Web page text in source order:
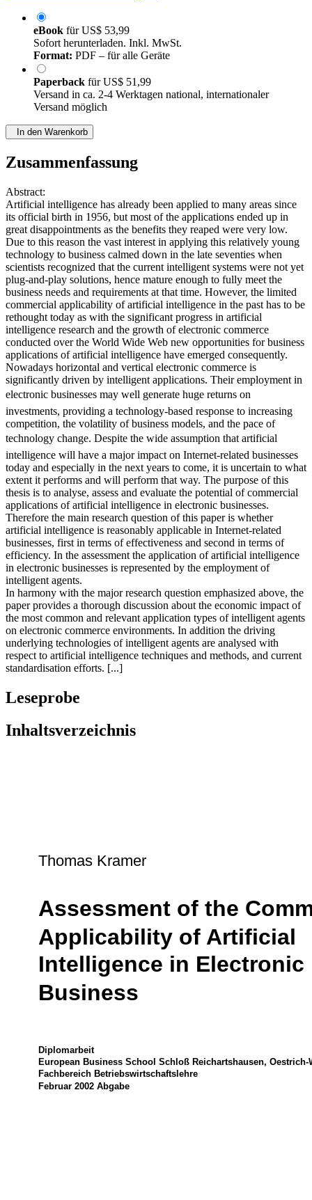
eBookfürUS$ 53,99
Sofort herunterladen. Inkl. MwSt.
Format:
PaperbackfürUS$ 51,99
Versand in ca. 2-4 Werktagen national, internationaler
Zusammenfassung
Abstract:
Artificial intelligence has already been applied to many areas since
its official birth in 1956, but most of the applications ended up in
great disappointments as the benefits they reaped were very low.
Due to this reason the vast interest in applying this relatively young
technology to business calmed down in the late seventies when
scientists recognized that the current intelligent systems were not yet
plug-and-play solutions, hence mature enough to fully meet the
business needs and requirements at that time. However, the limited
commercial applicability of artificial intelligence in the past has to be
rethought today as with the significant progress in artificial
intelligence research and the growth of electronic commerce
conducted over the World Wide Web new opportunities for business
applications of artificial intelligence have emerged consequently.
Nowadays horizontal and vertical electronic commerce is
significantly driven by intelligent applications. Their employment in
electronic businesses may well generate huge returns on
investments, providing a technology-based response to increasing
competition, the volatility of business models, and the pace of
technology change. Despite the wide assumption that artificial
intelligence will have a major impact on Internet-related businesses
today and especially in the next years to come, it is uncertain to what
extent it performs and will perform that way. The purpose of this
thesis is to analyse, assess and evaluate the potential of commercial
applications of artificial intelligence in electronic businesses.
Therefore the main research question of this paper is whether
artificial intelligence is reasonably applicable in Internet-related
businesses, first in terms of effectiveness and second in terms of
efficiency. In the assessment the application of artificial intelligence
in electronic businesses is represented by the employment of
intelligent agents.
In harmony with the major research question emphasized above, the
paper provides a thorough discussion about the economic impact of
the most common and relevant application types of intelligent agents
on electronic commerce environments. In addition the driving
underlying technologies of intelligent agents are analysed with
respect to artificial intelligence techniques and methods, and current
Leseprobe
Assessment of the
Applicability of Artificial
Intelligence in Electronic
Business
Diplomarbeit
European Business School Schloß Reichartshausen, Oestrich-
Fachbereich Betriebswirtschaftslehre